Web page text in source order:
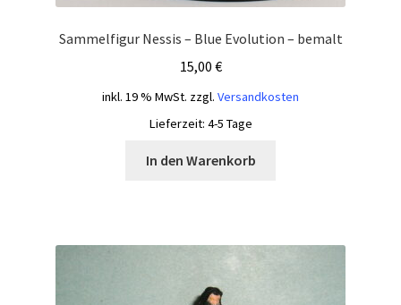
Sammelfigur Nessis – Blue Evolution – bemalt
15,00 €
inkl. 19 % MwSt. zzgl. Versandkosten
Lieferzeit: 4-5 Tage
In den Warenkorb